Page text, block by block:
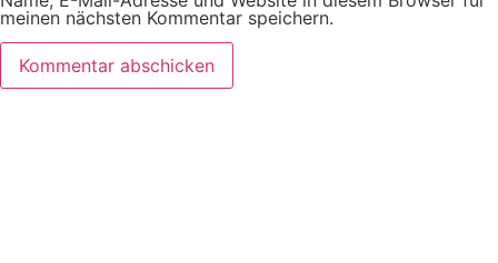
meinen nächsten Kommentar speichern.